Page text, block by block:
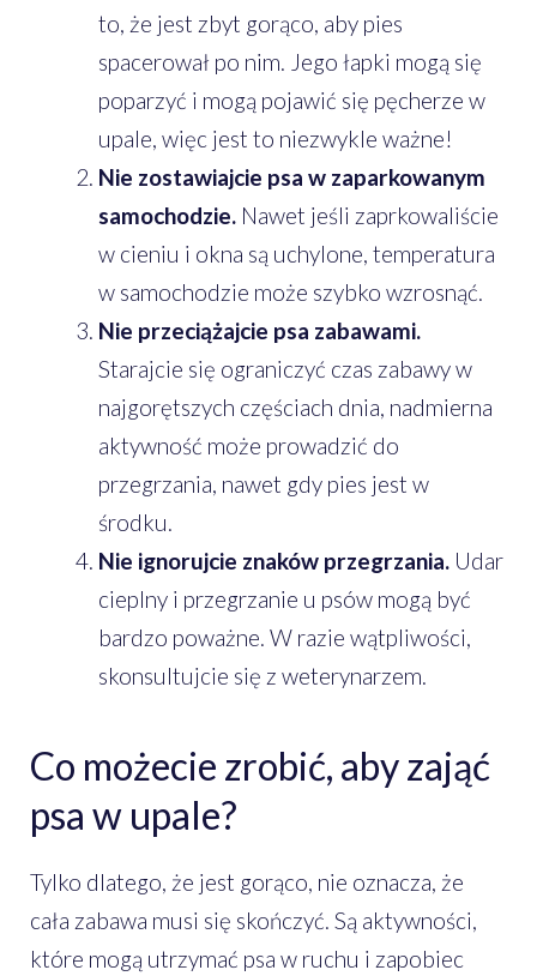
to, że jest zbyt gorąco, aby pies
spacerował po nim. Jego łapki mogą się
poparzyć i mogą pojawić się pęcherze w
upale, więc jest to niezwykle ważne!
Nie zostawiajcie psa w zaparkowanym
samochodzie. Nawet jeśli zaprkowaliście
w cieniu i okna są uchylone, temperatura
w samochodzie może szybko wzrosnąć.
Nie przeciążajcie psa zabawami.
Starajcie się ograniczyć czas zabawy w
najgorętszych częściach dnia, nadmierna
aktywność może prowadzić do
przegrzania, nawet gdy pies jest w
środku.
Nie ignorujcie znaków przegrzania. Udar
cieplny i przegrzanie u psów mogą być
bardzo poważne. W razie wątpliwości,
skonsultujcie się z weterynarzem.
Co możecie zrobić, aby zająć
psa w upale?
Tylko dlatego, że jest gorąco, nie oznacza, że
cała zabawa musi się skończyć. Są aktywności,
które mogą utrzymać psa w ruchu i zapobiec